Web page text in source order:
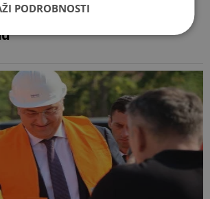
kralja Tomislava u
PODROBNOSTI